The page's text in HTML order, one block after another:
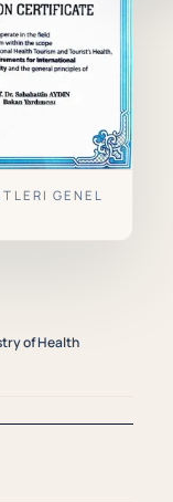
GENEL
of Health